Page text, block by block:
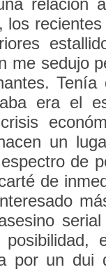
los
me sedujo
era el
un
de
de
por un